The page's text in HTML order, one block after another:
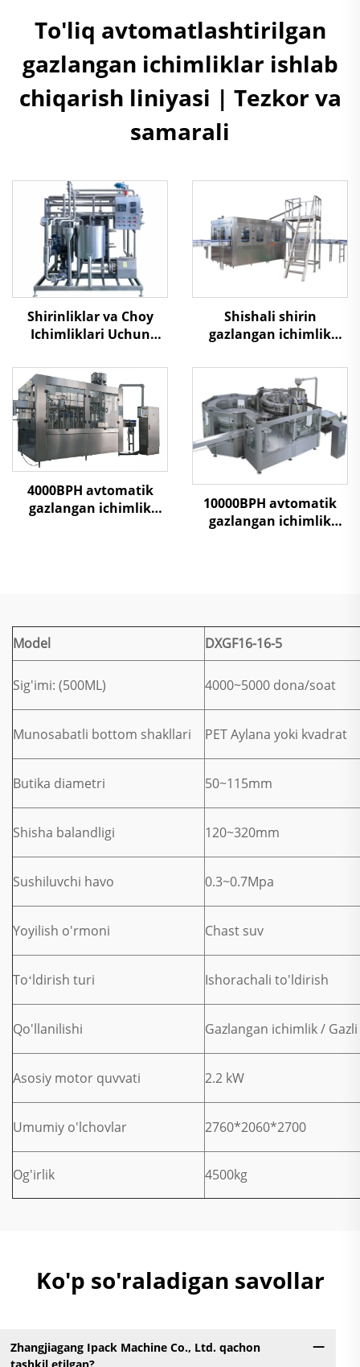
To'liq avtomatlashtirilgan
gazlangan ichimliklar ishlab
chiqarish liniyasi | Tezkor va
samarali
Shirinliklar va Choy
Ichimliklari Uchun
Qiluvchi Sterilizator
Jihozi
Shishali shirin
gazlangan ichimlik
narsada 1
4000BPH avtomatik
gazlangan ichimlik
10000BPH avtomatik
gazlangan ichimlik
Model DXGF16-16-5
Sig'imi: (500ML) 4000~5000 dona/soat
Munosabatli bottom shakllari PET Aylana yoki kvadrat
Butika diametri 50~115mm
Shisha balandligi 120~320mm
Sushiluvchi havo 0.3~0.7Mpa
Yoyilish o'rmoni Chast suv
Toʻldirish turi Ishorachali to'ldirish
Qo'llanilishi Gazlangan ichimlik /
Asosiy motor quvvati 2.2 kW
Umumiy o'lchovlar 2760*2060*2700
Og'irlik 4500kg
Ko'p so'raladigan savollar
Zhangjiagang Ipack Machine Co., Ltd. qachon